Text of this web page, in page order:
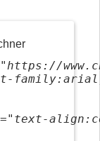
"https://
"text-